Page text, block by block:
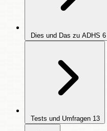
Dies und Das zu ADHS 6
Tests und Umfragen 13